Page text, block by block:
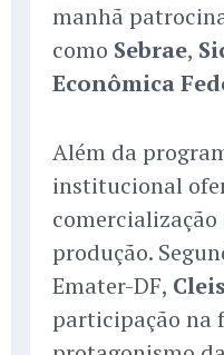
manhã
como Sebrae,
Econômica
Além da
institucional
produção.
Emater-DF,
participação na